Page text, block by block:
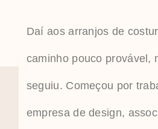
Daí aos arranjos de
caminho pouco provável,
seguiu. Começou por
empresa de design,